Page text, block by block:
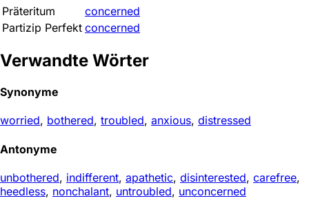
Präteritum
concerned
Partizip Perfekt concerned
Verwandte Wörter
Synonyme
worried, bothered, troubled, anxious, distressed
Antonyme
unbothered, indifferent, apathetic, disinterested, carefree,
heedless, nonchalant, untroubled, unconcerned